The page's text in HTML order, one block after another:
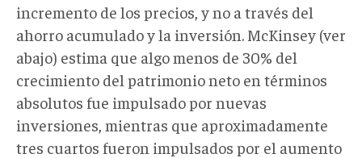
incremento de los precios, y no a través del
ahorro acumulado y la inversión. McKinsey (ver
abajo) estima que algo menos de 30% del
crecimiento del patrimonio neto en términos
absolutos fue impulsado por nuevas
inversiones, mientras que aproximadamente
tres cuartos fueron impulsados por el aumento